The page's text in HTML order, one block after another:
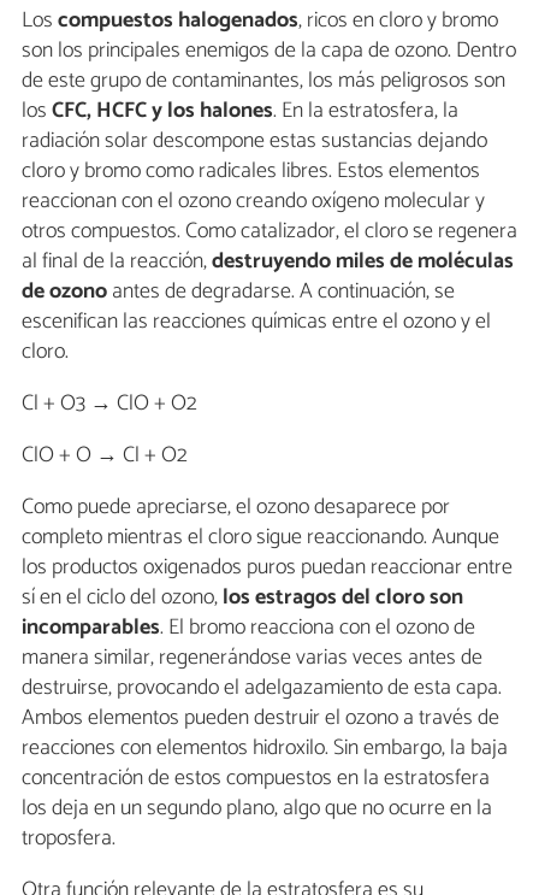
Loscompuestos halogenados, ricos en cloro y bromo
son los principales enemigos de la capa de ozono. Dentro
de este grupo de contaminantes, los más peligrosos son
losCFC, HCFC y los halones. En la estratosfera, la
radiación solar descompone estas sustancias dejando
cloro y bromo como radicales libres. Estos elementos
reaccionan con el ozono creando oxígeno molecular y
otros compuestos. Como catalizador, el cloro se regenera
al final de la reacción,destruyendo miles de moléculas
de ozonoantes de degradarse. A continuación, se
escenifican las reacciones químicas entre el ozono y el
cloro.
Cl + O3 → ClO + O2
ClO + O → Cl + O2
Como puede apreciarse, el ozono desaparece por
completo mientras el cloro sigue reaccionando. Aunque
los productos oxigenados puros puedan reaccionar entre
sí en el ciclo del ozono,los estragos del cloro son
incomparables. El bromo reacciona con el ozono de
manera similar, regenerándose varias veces antes de
destruirse, provocando el adelgazamiento de esta capa.
Ambos elementos pueden destruir el ozono a través de
reacciones con elementos hidroxilo. Sin embargo, la baja
concentración de estos compuestos en la estratosfera
los deja en un segundo plano, algo que no ocurre en la
troposfera.